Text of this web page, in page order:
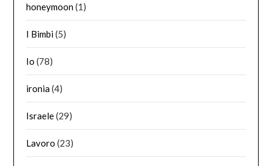
honeymoon(1)
I Bimbi(5)
Io (78)
ironia(4)
Israele(29)
Lavoro (23)